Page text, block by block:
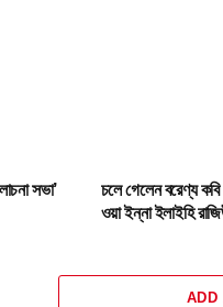
সভা’
চলে গেলেন বরেণ্য
ওয়া ইন্না ইলাইহি
ADD